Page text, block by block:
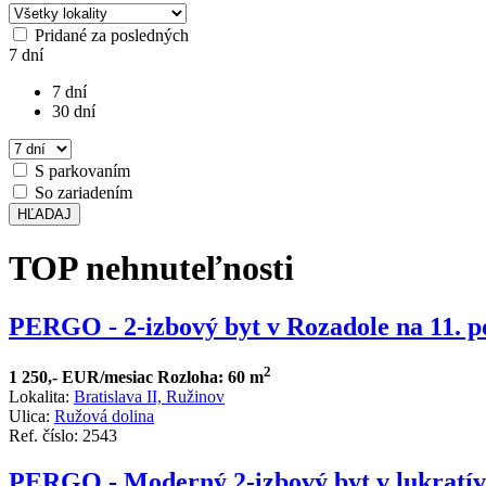
Pridané za posledných
7 dní
7 dní
30 dní
S parkovaním
So zariadením
HĽADAJ
TOP nehnuteľnosti
PERGO - 2-izbový byt v Rozadole na 11.
1 250,- EUR/mesiac Rozloha: 60 m2
Lokalita: Bratislava II, Ružinov
Ulica: Ružová dolina
Ref. číslo: 2543